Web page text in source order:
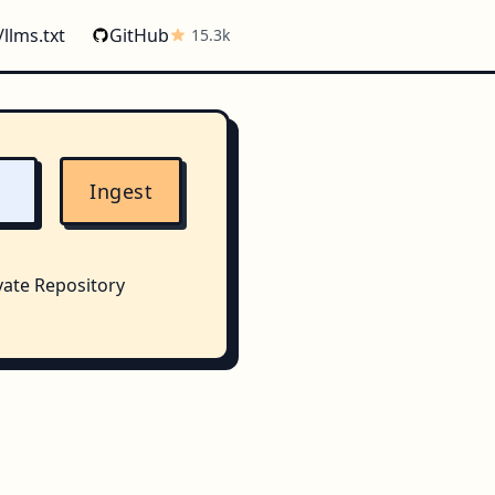
GitHub 15.3k
Ingest
Repository